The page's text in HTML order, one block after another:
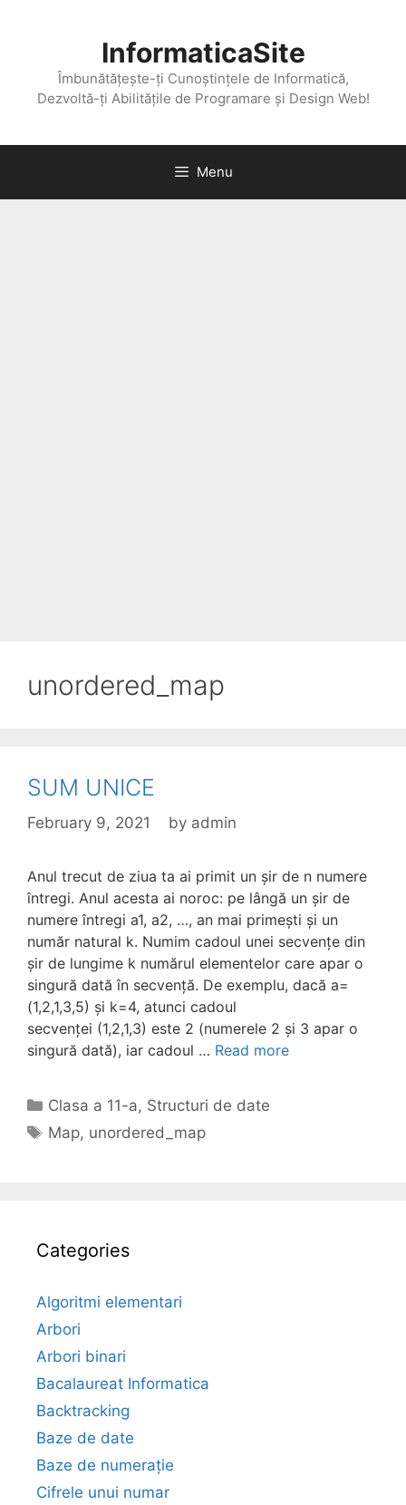
InformaticaSite
Îmbunătățește-ți Cunoștințele de Informatică,
Dezvoltă-ți Abilitățile de Programare și Design Web!
Menu
unordered_map
SUM UNICE
February 9, 2021 by admin
Anul trecut de ziua ta ai primit un șir de n numere
întregi. Anul acesta ai noroc: pe lângă un șir de
numere întregi a1, a2, …, an mai primești și un
număr natural k. Numim cadoul unei secvențe din
șir de lungime k numărul elementelor care apar o
singură dată în secvență. De exemplu, dacă a=
(1,2,1,3,5) și k=4, atunci cadoul
secvenței (1,2,1,3) este 2 (numerele 2 și 3 apar o
singură dată), iar cadoul … Read more
Categories
Clasa a 11-a, Structuri de date
Tags
Map, unordered_map
Categories
Algoritmi elementari
Arbori
Arbori binari
Bacalaureat Informatica
Backtracking
Baze de date
Baze de numerație
Cifrele unui numar